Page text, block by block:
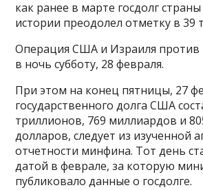
как ранее в марте госдолг
истории преодолел отметку в 39
Операция США и Израиля против
в ночь субботу, 28 февраля.
При этом на конец пятницы, 27
государственного долга США
триллионов, 769 миллиардов и
долларов, следует из изученной
отчетности минфина. Тот день
датой в феврале, за которую
публиковало данные о госдолге.